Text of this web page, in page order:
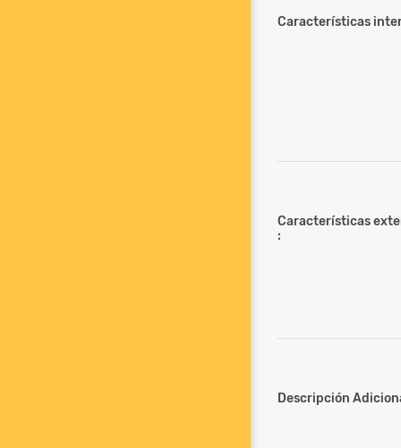
Características
Características
:
Descripción